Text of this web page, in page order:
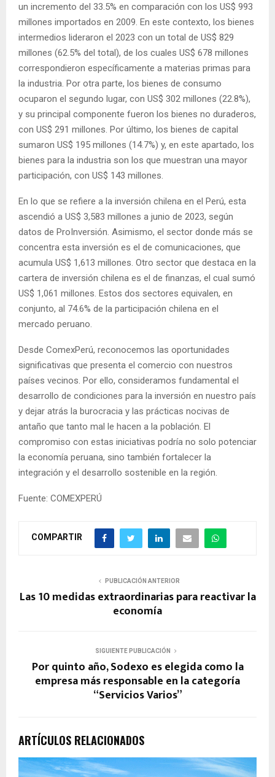
un incremento del 33.5% en comparación con los US$ 993
millones importados en 2009. En este contexto, los bienes
intermedios lideraron el 2023 con un total de US$ 829
millones (62.5% del total), de los cuales US$ 678 millones
correspondieron específicamente a materias primas para
la industria. Por otra parte, los bienes de consumo
ocuparon el segundo lugar, con US$ 302 millones (22.8%),
y su principal componente fueron los bienes no duraderos,
con US$ 291 millones. Por último, los bienes de capital
sumaron US$ 195 millones (14.7%) y, en este apartado, los
bienes para la industria son los que muestran una mayor
participación, con US$ 143 millones.
En lo que se refiere a la inversión chilena en el Perú, esta
ascendió a US$ 3,583 millones a junio de 2023, según
datos de ProInversión. Asimismo, el sector donde más se
concentra esta inversión es el de comunicaciones, que
acumula US$ 1,613 millones. Otro sector que destaca en la
cartera de inversión chilena es el de finanzas, el cual sumó
US$ 1,061 millones. Estos dos sectores equivalen, en
conjunto, al 74.6% de la participación chilena en el
mercado peruano.
Desde ComexPerú, reconocemos las oportunidades
significativas que presenta el comercio con nuestros
países vecinos. Por ello, consideramos fundamental el
desarrollo de condiciones para la inversión en nuestro país
y dejar atrás la burocracia y las prácticas nocivas de
antaño que tanto mal le hacen a la población. El
compromiso con estas iniciativas podría no solo potenciar
la economía peruana, sino también fortalecer la
integración y el desarrollo sostenible en la región.
Fuente: COMEXPERÚ
COMPARTIR
PUBLICACIÓN ANTERIOR
Las 10 medidas extraordinarias para reactivar la
economía
SIGUIENTE PUBLICACIÓN
Por quinto año, Sodexo es elegida como la
empresa más responsable en la categoría
“Servicios Varios”
ARTÍCULOS RELACIONADOS